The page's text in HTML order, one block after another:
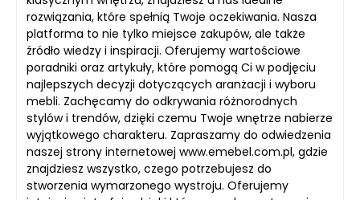
rozwiązania, które spełnią Twoje oczekiwania. Nasza
platforma to nie tylko miejsce zakupów, ale także
źródło wiedzy i inspiracji. Oferujemy wartościowe
poradniki oraz artykuły, które pomogą Ci w podjęciu
najlepszych decyzji dotyczących aranżacji i wyboru
mebli. Zachęcamy do odkrywania różnorodnych
stylów i trendów, dzięki czemu Twoje wnętrze nabierze
wyjątkowego charakteru. Zapraszamy do odwiedzenia
naszej strony internetowej www.emebel.com.pl, gdzie
znajdziesz wszystko, czego potrzebujesz do
stworzenia wymarzonego wystroju. Oferujemy